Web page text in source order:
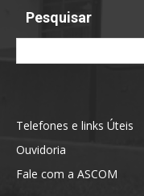
Pesquisar
Telefones e links Úteis
Ouvidoria
Fale com a ASCOM